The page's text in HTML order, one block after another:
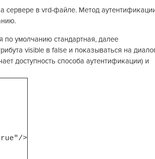
сервере в vrd-файле. Метод
умолчанию стандартная, далее
visible в false и показываться на
доступность способа аутентификации) и
>